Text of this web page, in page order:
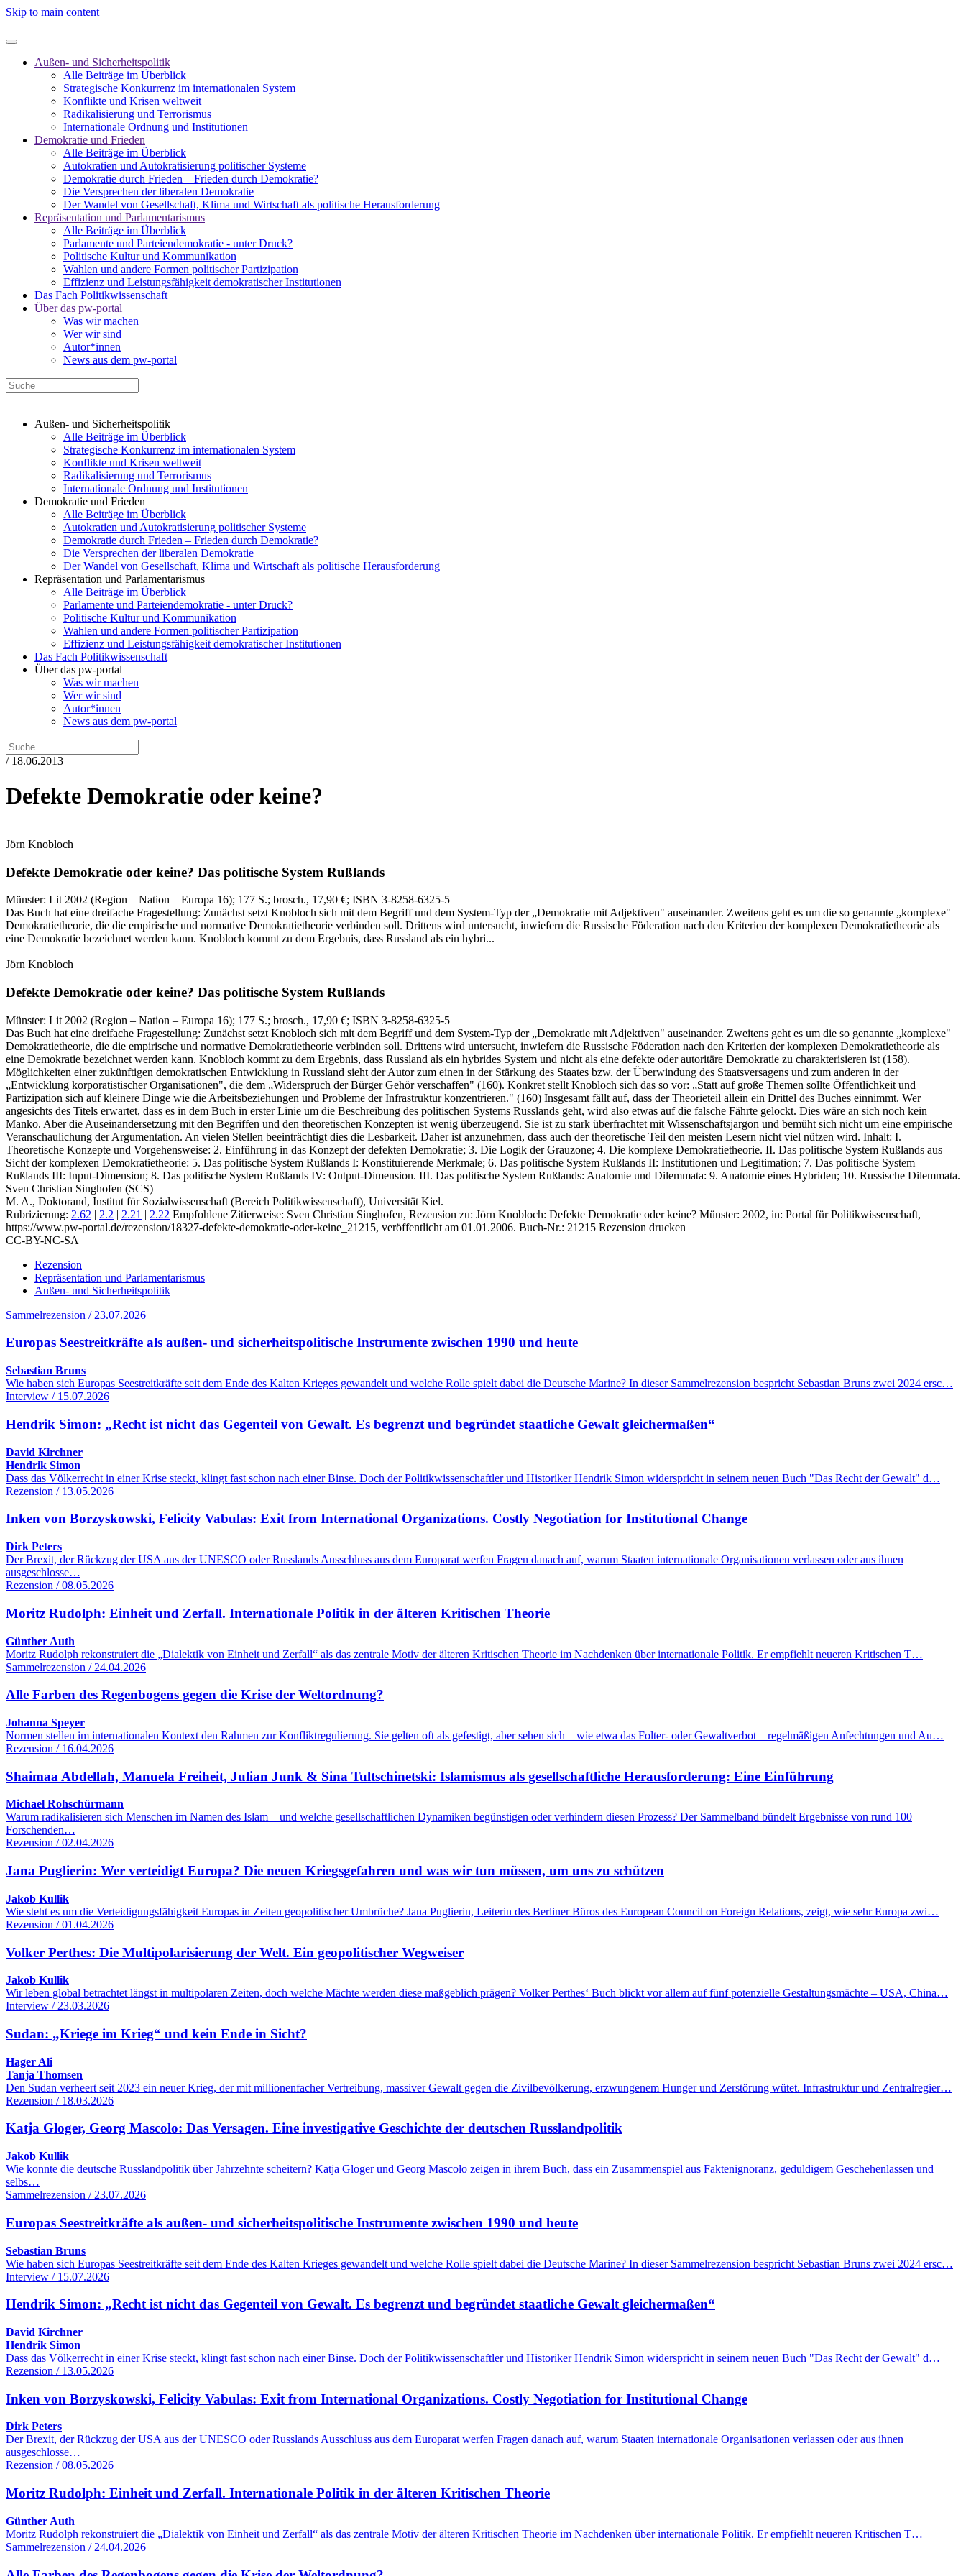
Skip to main content
Außen- und Sicherheitspolitik
Alle Beiträge im Überblick
Strategische Konkurrenz im internationalen System
Konflikte und Krisen weltweit
Radikalisierung und Terrorismus
Internationale Ordnung und Institutionen
Demokratie und Frieden
Alle Beiträge im Überblick
Autokratien und Autokratisierung politischer Systeme
Demokratie durch Frieden – Frieden durch Demokratie?
Die Versprechen der liberalen Demokratie
Der Wandel von Gesellschaft, Klima und Wirtschaft als politische Herausforderung
Repräsentation und Parlamentarismus
Alle Beiträge im Überblick
Parlamente und Parteiendemokratie - unter Druck?
Politische Kultur und Kommunikation
Wahlen und andere Formen politischer Partizipation
Effizienz und Leistungsfähigkeit demokratischer Institutionen
Das Fach Politikwissenschaft
Über das pw-portal
Was wir machen
Wer wir sind
Autor*innen
News aus dem pw-portal
Außen- und Sicherheitspolitik
Alle Beiträge im Überblick
Strategische Konkurrenz im internationalen System
Konflikte und Krisen weltweit
Radikalisierung und Terrorismus
Internationale Ordnung und Institutionen
Demokratie und Frieden
Alle Beiträge im Überblick
Autokratien und Autokratisierung politischer Systeme
Demokratie durch Frieden – Frieden durch Demokratie?
Die Versprechen der liberalen Demokratie
Der Wandel von Gesellschaft, Klima und Wirtschaft als politische Herausforderung
Repräsentation und Parlamentarismus
Alle Beiträge im Überblick
Parlamente und Parteiendemokratie - unter Druck?
Politische Kultur und Kommunikation
Wahlen und andere Formen politischer Partizipation
Effizienz und Leistungsfähigkeit demokratischer Institutionen
Das Fach Politikwissenschaft
Über das pw-portal
Was wir machen
Wer wir sind
Autor*innen
News aus dem pw-portal
/ 18.06.2013
Defekte Demokratie oder keine?
Jörn Knobloch
Defekte Demokratie oder keine? Das politische System Rußlands
Münster: Lit 2002 (Region – Nation – Europa 16); 177 S.; brosch., 17,90 €; ISBN 3-8258-6325-5
Das Buch hat eine dreifache Fragestellung: Zunächst setzt Knobloch sich mit dem Begriff und dem System-Typ der „Demokratie mit Adjektiven" auseinander. Zweitens geht es um die so genannte „komplexe"
Demokratietheorie, die die empirische und normative Demokratietheorie verbinden soll. Drittens wird untersucht, inwiefern die Russische Föderation nach den Kriterien der komplexen Demokratietheorie als
eine Demokratie bezeichnet werden kann. Knobloch kommt zu dem Ergebnis, dass Russland als ein hybri...
Jörn Knobloch
Defekte Demokratie oder keine? Das politische System Rußlands
Münster: Lit 2002 (Region – Nation – Europa 16); 177 S.; brosch., 17,90 €; ISBN 3-8258-6325-5
Das Buch hat eine dreifache Fragestellung: Zunächst setzt Knobloch sich mit dem Begriff und dem System-Typ der „Demokratie mit Adjektiven" auseinander. Zweitens geht es um die so genannte „komplexe"
Demokratietheorie, die die empirische und normative Demokratietheorie verbinden soll. Drittens wird untersucht, inwiefern die Russische Föderation nach den Kriterien der komplexen Demokratietheorie als
eine Demokratie bezeichnet werden kann. Knobloch kommt zu dem Ergebnis, dass Russland als ein hybrides System und nicht als eine defekte oder autoritäre Demokratie zu charakterisieren ist (158).
Möglichkeiten einer zukünftigen demokratischen Entwicklung in Russland sieht der Autor zum einen in der Stärkung des Staates bzw. der Überwindung des Staatsversagens und zum anderen in der
„Entwicklung korporatistischer Organisationen", die dem „Widerspruch der Bürger Gehör verschaffen" (160). Konkret stellt Knobloch sich das so vor: „Statt auf große Themen sollte Öffentlichkeit und
Partizipation sich auf kleinere Dinge wie die Arbeitsbeziehungen und Probleme der Infrastruktur konzentrieren." (160) Insgesamt fällt auf, dass der Theorieteil allein ein Drittel des Buches einnimmt. Wer
angesichts des Titels erwartet, dass es in dem Buch in erster Linie um die Beschreibung des politischen Systems Russlands geht, wird also etwas auf die falsche Fährte gelockt. Dies wäre an sich noch kein
Manko. Aber die Auseinandersetzung mit den Begriffen und den theoretischen Konzepten ist wenig überzeugend. Sie ist zu stark überfrachtet mit Wissenschaftsjargon und bemüht sich nicht um eine empirische
Veranschaulichung der Argumentation. An vielen Stellen beeinträchtigt dies die Lesbarkeit. Daher ist anzunehmen, dass auch der theoretische Teil den meisten Lesern nicht viel nützen wird. Inhalt: I.
Theoretische Konzepte und Vorgehensweise: 2. Einführung in das Konzept der defekten Demokratie; 3. Die Logik der Grauzone; 4. Die komplexe Demokratietheorie. II. Das politische System Rußlands aus
Sicht der komplexen Demokratietheorie: 5. Das politische System Rußlands I: Konstituierende Merkmale; 6. Das politische System Rußlands II: Institutionen und Legitimation; 7. Das politische System
Rußlands III: Input-Dimension; 8. Das politische System Rußlands IV: Output-Dimension. III. Das politische System Rußlands: Anatomie und Dilemmata: 9. Anatomie eines Hybriden; 10. Russische Dilemmata.
Sven Christian Singhofen (SCS)
M. A., Doktorand, Institut für Sozialwissenschaft (Bereich Politikwissenschaft), Universität Kiel.
Rubrizierung: 2.62 | 2.2 | 2.21 | 2.22 Empfohlene Zitierweise: Sven Christian Singhofen, Rezension zu: Jörn Knobloch: Defekte Demokratie oder keine? Münster: 2002, in: Portal für Politikwissenschaft,
https://www.pw-portal.de/rezension/18327-defekte-demokratie-oder-keine_21215, veröffentlicht am 01.01.2006. Buch-Nr.: 21215 Rezension drucken
CC-BY-NC-SA
Rezension
Repräsentation und Parlamentarismus
Außen- und Sicherheitspolitik
Sammelrezension / 23.07.2026
Europas Seestreitkräfte als außen- und sicherheitspolitische Instrumente zwischen 1990 und heute
Sebastian Bruns
Wie haben sich Europas Seestreitkräfte seit dem Ende des Kalten Krieges gewandelt und welche Rolle spielt dabei die Deutsche Marine? In dieser Sammelrezension bespricht Sebastian Bruns zwei 2024 ersc…
Interview / 15.07.2026
Hendrik Simon: „Recht ist nicht das Gegenteil von Gewalt. Es begrenzt und begründet staatliche Gewalt gleichermaßen“
David Kirchner
Hendrik Simon
Dass das Völkerrecht in einer Krise steckt, klingt fast schon nach einer Binse. Doch der Politikwissenschaftler und Historiker Hendrik Simon widerspricht in seinem neuen Buch "Das Recht der Gewalt" d…
Rezension / 13.05.2026
Inken von Borzyskowski, Felicity Vabulas: Exit from International Organizations. Costly Negotiation for Institutional Change
Dirk Peters
Der Brexit, der Rückzug der USA aus der UNESCO oder Russlands Ausschluss aus dem Europarat werfen Fragen danach auf, warum Staaten internationale Organisationen verlassen oder aus ihnen
ausgeschlosse…
Rezension / 08.05.2026
Moritz Rudolph: Einheit und Zerfall. Internationale Politik in der älteren Kritischen Theorie
Günther Auth
Moritz Rudolph rekonstruiert die „Dialektik von Einheit und Zerfall“ als das zentrale Motiv der älteren Kritischen Theorie im Nachdenken über internationale Politik. Er empfiehlt neueren Kritischen T…
Sammelrezension / 24.04.2026
Alle Farben des Regenbogens gegen die Krise der Weltordnung?
Johanna Speyer
Normen stellen im internationalen Kontext den Rahmen zur Konfliktregulierung. Sie gelten oft als gefestigt, aber sehen sich – wie etwa das Folter- oder Gewaltverbot – regelmäßigen Anfechtungen und Au…
Rezension / 16.04.2026
Shaimaa Abdellah, Manuela Freiheit, Julian Junk & Sina Tultschinetski: Islamismus als gesellschaftliche Herausforderung: Eine Einführung
Michael Rohschürmann
Warum radikalisieren sich Menschen im Namen des Islam – und welche gesellschaftlichen Dynamiken begünstigen oder verhindern diesen Prozess? Der Sammelband bündelt Ergebnisse von rund 100
Forschenden…
Rezension / 02.04.2026
Jana Puglierin: Wer verteidigt Europa? Die neuen Kriegsgefahren und was wir tun müssen, um uns zu schützen
Jakob Kullik
Wie steht es um die Verteidigungsfähigkeit Europas in Zeiten geopolitischer Umbrüche? Jana Puglierin, Leiterin des Berliner Büros des European Council on Foreign Relations, zeigt, wie sehr Europa zwi…
Rezension / 01.04.2026
Volker Perthes: Die Multipolarisierung der Welt. Ein geopolitischer Wegweiser
Jakob Kullik
Wir leben global betrachtet längst in multipolaren Zeiten, doch welche Mächte werden diese maßgeblich prägen? Volker Perthes‘ Buch blickt vor allem auf fünf potenzielle Gestaltungsmächte – USA, China…
Interview / 23.03.2026
Sudan: „Kriege im Krieg“ und kein Ende in Sicht?
Hager Ali
Tanja Thomsen
Den Sudan verheert seit 2023 ein neuer Krieg, der mit millionenfacher Vertreibung, massiver Gewalt gegen die Zivilbevölkerung, erzwungenem Hunger und Zerstörung wütet. Infrastruktur und Zentralregier…
Rezension / 18.03.2026
Katja Gloger, Georg Mascolo: Das Versagen. Eine investigative Geschichte der deutschen Russlandpolitik
Jakob Kullik
Wie konnte die deutsche Russlandpolitik über Jahrzehnte scheitern? Katja Gloger und Georg Mascolo zeigen in ihrem Buch, dass ein Zusammenspiel aus Faktenignoranz, geduldigem Geschehenlassen und
selbs…
Sammelrezension / 23.07.2026
Europas Seestreitkräfte als außen- und sicherheitspolitische Instrumente zwischen 1990 und heute
Sebastian Bruns
Wie haben sich Europas Seestreitkräfte seit dem Ende des Kalten Krieges gewandelt und welche Rolle spielt dabei die Deutsche Marine? In dieser Sammelrezension bespricht Sebastian Bruns zwei 2024 ersc…
Interview / 15.07.2026
Hendrik Simon: „Recht ist nicht das Gegenteil von Gewalt. Es begrenzt und begründet staatliche Gewalt gleichermaßen“
David Kirchner
Hendrik Simon
Dass das Völkerrecht in einer Krise steckt, klingt fast schon nach einer Binse. Doch der Politikwissenschaftler und Historiker Hendrik Simon widerspricht in seinem neuen Buch "Das Recht der Gewalt" d…
Rezension / 13.05.2026
Inken von Borzyskowski, Felicity Vabulas: Exit from International Organizations. Costly Negotiation for Institutional Change
Dirk Peters
Der Brexit, der Rückzug der USA aus der UNESCO oder Russlands Ausschluss aus dem Europarat werfen Fragen danach auf, warum Staaten internationale Organisationen verlassen oder aus ihnen
ausgeschlosse…
Rezension / 08.05.2026
Moritz Rudolph: Einheit und Zerfall. Internationale Politik in der älteren Kritischen Theorie
Günther Auth
Moritz Rudolph rekonstruiert die „Dialektik von Einheit und Zerfall“ als das zentrale Motiv der älteren Kritischen Theorie im Nachdenken über internationale Politik. Er empfiehlt neueren Kritischen T…
Sammelrezension / 24.04.2026